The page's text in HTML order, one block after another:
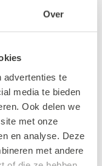
Over
advertenties te
media te bieden
Ook delen we
met onze
en analyse. Deze
met andere